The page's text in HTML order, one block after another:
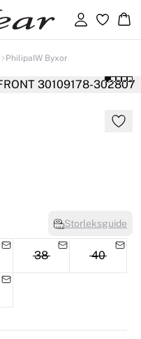
Logga in
PhilipaIW Byxor
Storleksguide
38 40